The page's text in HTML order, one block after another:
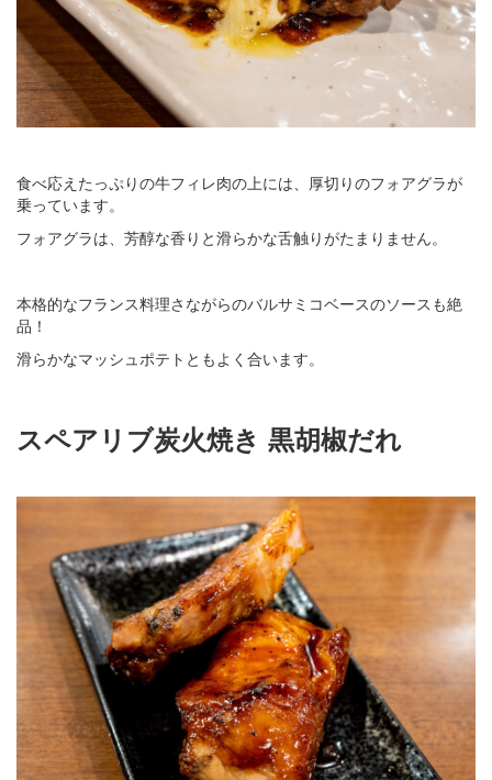
食べ応えたっぷりの牛フィレ肉の上には、厚切りのフォアグラが
乗っています。
フォアグラは、芳醇な香りと滑らかな舌触りがたまりません。
本格的なフランス料理さながらのバルサミコベースのソースも絶
品！
滑らかなマッシュポテトともよく合います。
スペアリブ炭火焼き 黒胡椒だれ